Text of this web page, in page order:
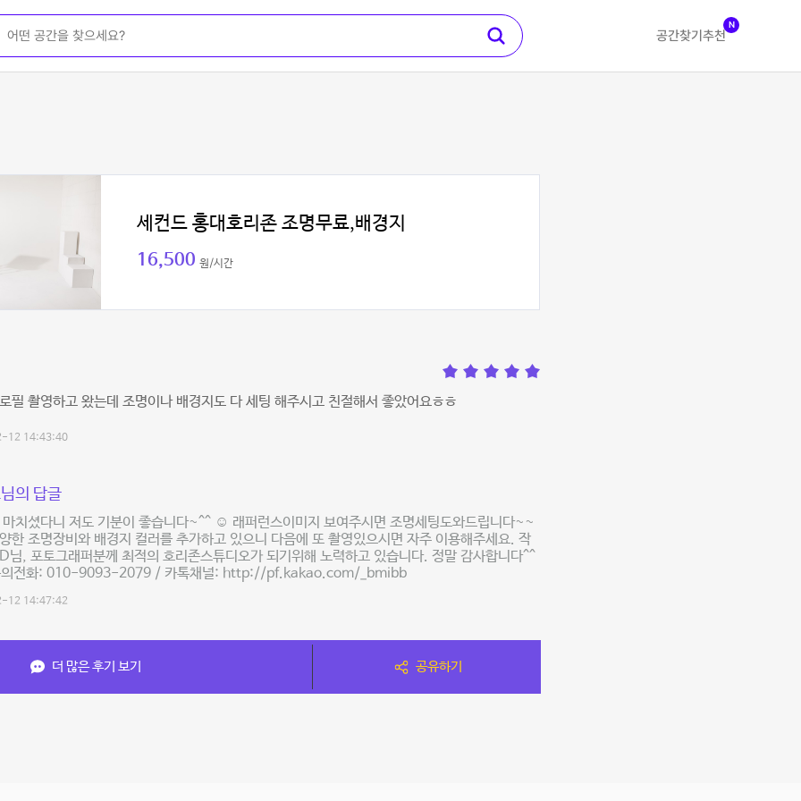
공간찾기 추천
N
세컨드 홍대호리존 조명무료,배경지
16,500 원/시간
필 촬영하고 왔는데 조명이나 배경지도 다 세팅 해주시고 친절해서 좋았어요ㅎㅎ
12 14:43:40
의 답글
마치셨다니 저도 기분이 좋습니다~^^ ☺️ 래퍼런스이미지 보여주시면 조명세팅도와드립니다~~
한 조명장비와 배경지 컬러를 추가하고 있으니 다음에 또 촬영있으시면 자주 이용해주세요. 작
님, 포토그래퍼분께 최적의 호리존스튜디오가 되기위해 노력하고 있습니다. 정말 감사합니다^^
의전화: 010-9093-2079 / 카톡채널: http://pf.kakao.com/_bmibb
12 14:47:42
더 많은 후기 보기 공유하기